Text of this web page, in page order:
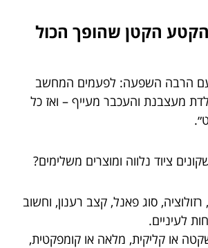
הקטע הקטן שהופך הכול
הרבה השפעה: לפעמים המחשב
מעצבנת והעכבר מעייף – ואז כל
ציוד נלווה ומוצרים משלימים?
רזולוציה, סוג פאנל, קצב רענון, וחשוב
לעיניים.
או קליקית, מלאה או קומפקטית,